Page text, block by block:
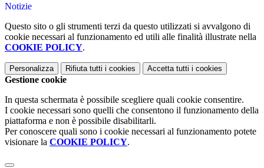
Notizie
Questo sito o gli strumenti terzi da questo utilizzati si avvalgono di
cookie necessari al funzionamento ed utili alle finalità illustrate nella
COOKIE POLICY.
Personalizza Rifiuta tutti i cookies Accetta tutti i cookies
Gestione cookie
In questa schermata è possibile scegliere quali cookie consentire.
I cookie necessari sono quelli che consentono il funzionamento della
piattaforma e non è possibile disabilitarli.
Per conoscere quali sono i cookie necessari al funzionamento potete
visionare la COOKIE POLICY.